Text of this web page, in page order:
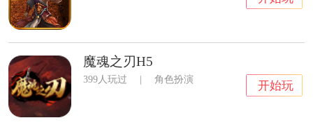
魔魂之刃H5
399人玩过 | 角色扮演 开始玩